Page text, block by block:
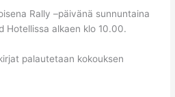
Rally –päivänä sunnuntaina
Hotellissa alkaen klo 10.00.
palautetaan kokouksen